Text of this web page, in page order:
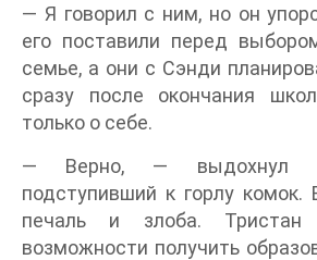
— Я говорил с ним, но он
его поставили перед
семье, а они с Сэнди
сразу после окончания
только о себе.
— Верно, — выдохнул
подступивший к горлу комок.
печаль и злоба. Тристан
возможности получить